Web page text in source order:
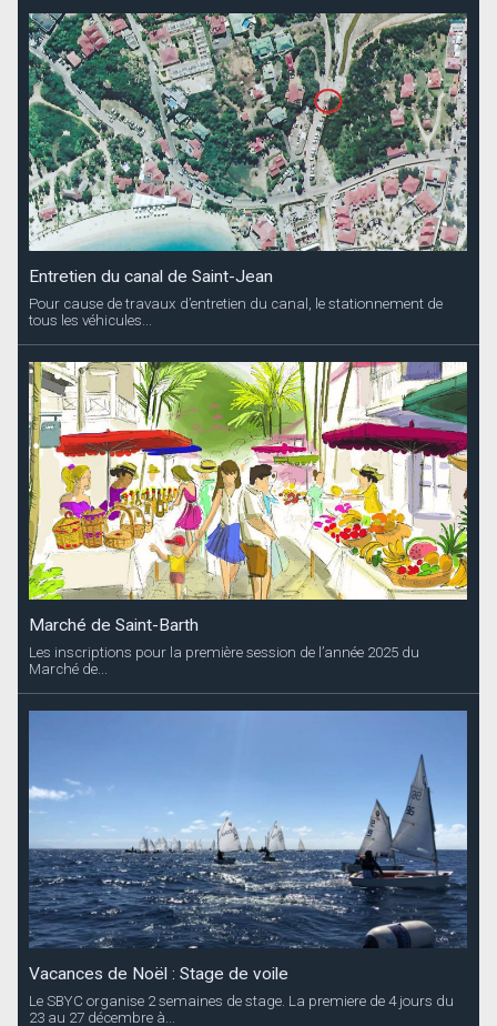
Entretien du canal de Saint-Jean
Pour cause de travaux d’entretien du canal, le stationnement de
tous les véhicules...
Marché de Saint-Barth
Les inscriptions pour la première session de l’année 2025 du
Marché de...
Vacances de Noël : Stage de voile
Le SBYC organise 2 semaines de stage. La premiere de 4 jours du
23 au 27 décembre à...